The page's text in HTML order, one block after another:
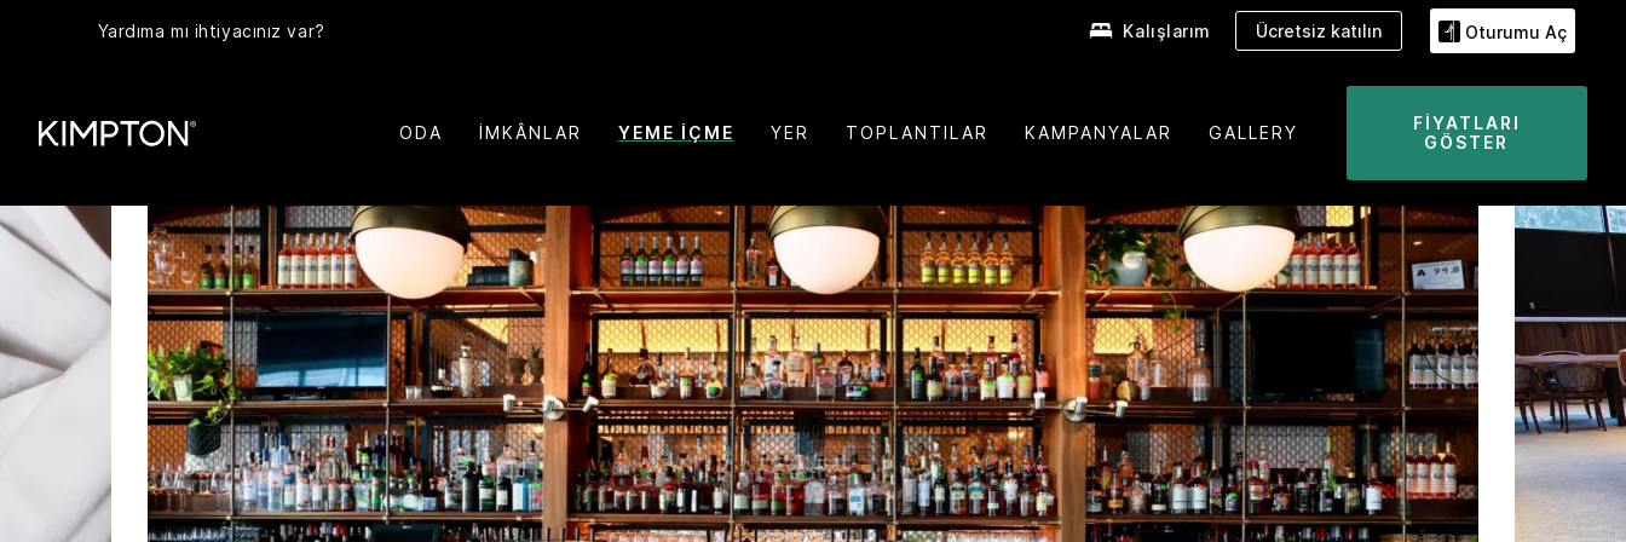
Yardıma mı ihtiyacınız var? Kalışlarım Ücretsiz katılın Oturumu Aç
ODA İMKÂNLAR YEME İÇME YER TOPLANTILAR KAMPANYALAR GALLERY
FIYATLARI
GÖSTER